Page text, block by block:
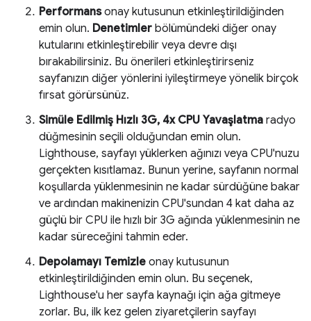
Performansonay kutusunun etkinleştirildiğinden
emin olun. Denetimler bölümündeki diğer onay
kutularını etkinleştirebilir veya devre dışı
bırakabilirsiniz. Bu önerileri etkinleştirirseniz
sayfanızın diğer yönlerini iyileştirmeye yönelik birçok
fırsat görürsünüz.
Simüle Edilmiş Hızlı 3G, 4x CPU Yavaşlatma radyo
düğmesinin seçili olduğundan emin olun.
Lighthouse, sayfayı yüklerken ağınızı veya CPU'nuzu
gerçekten kısıtlamaz. Bunun yerine, sayfanın normal
koşullarda yüklenmesinin ne kadar sürdüğüne bakar
ve ardından makinenizin CPU'sundan 4 kat daha az
güçlü bir CPU ile hızlı bir 3G ağında yüklenmesinin ne
kadar süreceğini tahmin eder.
Depolamayı Temizle onay kutusunun
etkinleştirildiğinden emin olun. Bu seçenek,
Lighthouse'u her sayfa kaynağı için ağa gitmeye
zorlar. Bu, ilk kez gelen ziyaretçilerin sayfayı